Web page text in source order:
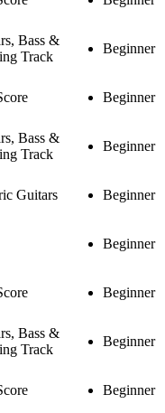
Bass &
Track
Beginner
Beginner
Bass &
Track
Beginner
Guitars Beginner
Beginner
Beginner
Bass &
Track
Beginner
Beginner